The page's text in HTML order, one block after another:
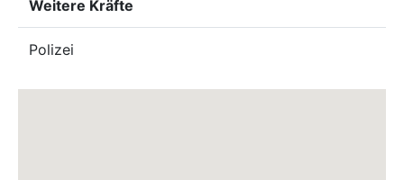
Weitere Kräfte
Polizei